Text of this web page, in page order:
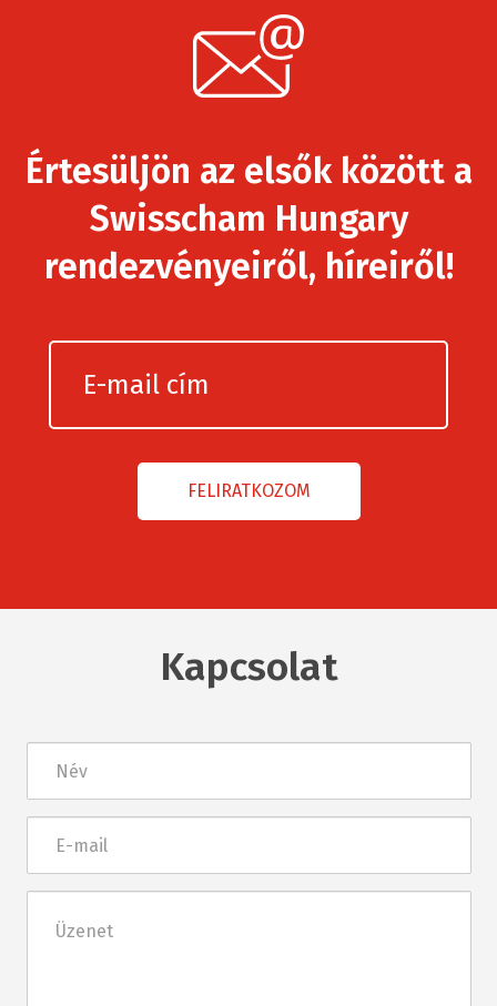
Értesüljön az elsők között a
Swisscham Hungary
rendezvényeiről, híreiről!
Kapcsolat
mail